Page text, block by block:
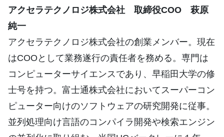
アクセラテクノロジ株式会社 取締役COO 萩原
純一
アクセラテクノロジ株式会社の創業メンバー。現在
はCOOとして業務遂行の責任者を務める。専門は
コンピューターサイエンスであり、早稲田大学の修
士号を持つ。富士通株式会社においてスーパーコン
ピューター向けのソフトウェアの研究開発に従事。
並列処理向け言語のコンパイラ開発や検索エンジン